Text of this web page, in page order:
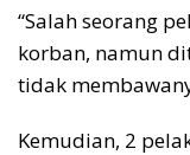
“Salah seorang
korban, namun
tidak
Kemudian, 2